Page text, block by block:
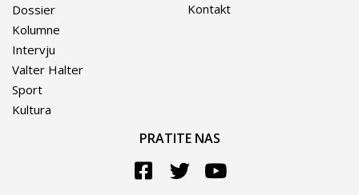
Dossier
Kolumne
Intervju
Valter Halter
Sport
Kultura
Kontakt
PRATITE NAS